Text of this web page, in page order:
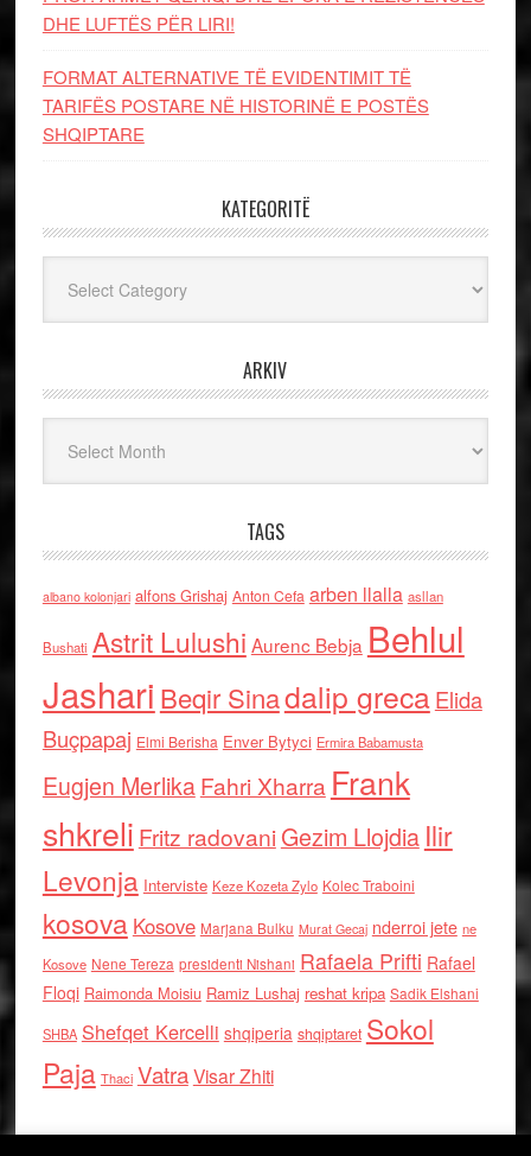
DHE LUFTЁS PЁR LIRI!
FORMAT ALTERNATIVE TË EVIDENTIMIT TË
TARIFËS POSTARE NË HISTORINË E POSTËS
SHQIPTARE
KATEGORITË
ARKIV
TAGS
albano kolonjari alfons Grishaj Anton Cefa arben llalla asllan
Bushati Astrit Lulushi Aurenc Bebja Behlul
Jashari Beqir Sinadalip grecaElida
Buçpapaj Elmi Berisha Enver Bytyci Ermira Babamusta
Eugjen MerlikaFahri Xharra Frank
shkreli Fritz radovaniGezim Llojdia Ilir
Levonja Interviste Keze Kozeta Zylo Kolec Traboini
kosova Kosove Marjana Bulku Murat Gecaj nderroi jete ne
Kosove Nene Tereza presidenti Nishani Rafaela Prifti Rafael
Floqi Raimonda Moisiu Ramiz Lushaj reshat kripa Sadik Elshani
SHBA Shefqet Kercelli shqiperia shqiptaret Sokol
Paja Thaci VatraVisar Zhiti